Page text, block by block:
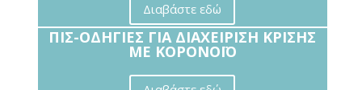
Διαβάστε εδώ
ΠΙΣ-ΟΔΗΓΙΕΣ ΓΙΑ ΔΙΑΧΕΙΡΙΣΗ ΚΡΙΣΗΣ
ΜΕ ΚΟΡΟΝΟΪΟ